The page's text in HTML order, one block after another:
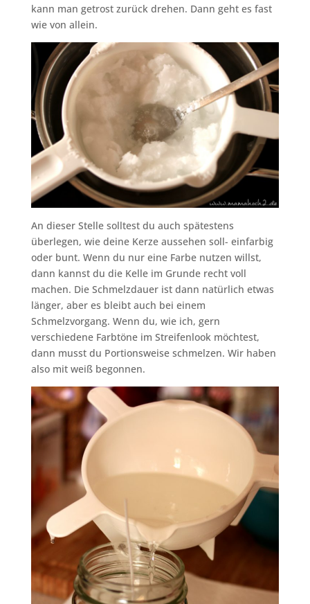
kann man getrost zurück drehen. Dann geht es fast
wie von allein.
An dieser Stelle solltest du auch spätestens
überlegen, wie deine Kerze aussehen soll- einfarbig
oder bunt. Wenn du nur eine Farbe nutzen willst,
dann kannst du die Kelle im Grunde recht voll
machen. Die Schmelzdauer ist dann natürlich etwas
länger, aber es bleibt auch bei einem
Schmelzvorgang. Wenn du, wie ich, gern
verschiedene Farbtöne im Streifenlook möchtest,
dann musst du Portionsweise schmelzen. Wir haben
also mit weiß begonnen.